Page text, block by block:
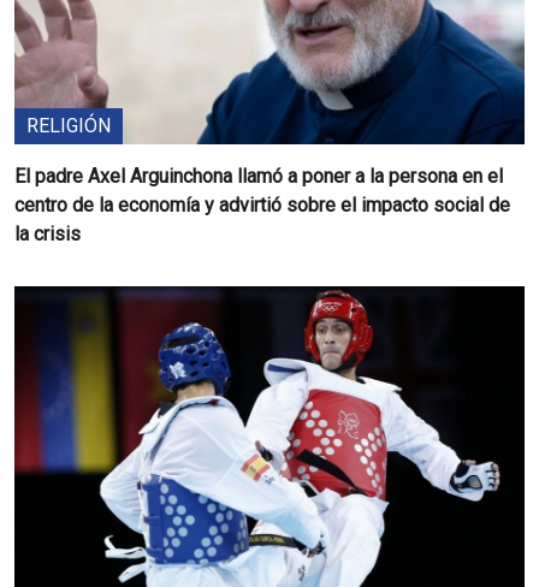
RELIGIÓN
El padre Axel Arguinchona llamó a poner a la persona en el
centro de la economía y advirtió sobre el impacto social de
la crisis